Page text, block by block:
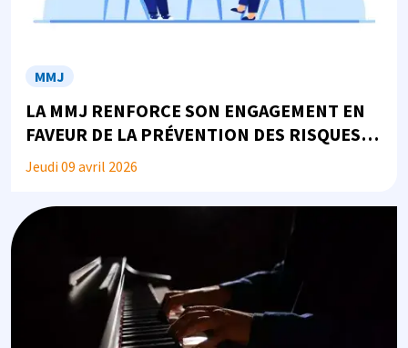
MMJ
LA MMJ RENFORCE SON ENGAGEMENT EN
FAVEUR DE LA PRÉVENTION DES RISQUES
PSYCHOSOCIAUX
Jeudi 09 avril 2026
Image